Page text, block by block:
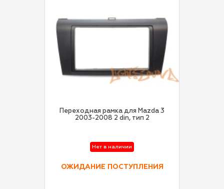
Переходная рамка для Mazda 3
2003-2008 2 din, тип 2
Нет в наличии
ОЖИДАНИЕ ПОСТУПЛЕНИЯ